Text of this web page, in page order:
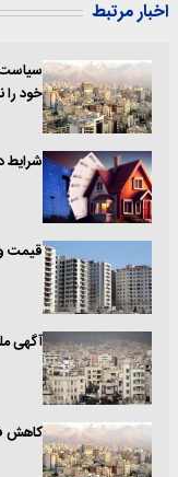
اخبار مرتبط
سیاست
خود
شرایط
قیمت
آگهی
کاهش